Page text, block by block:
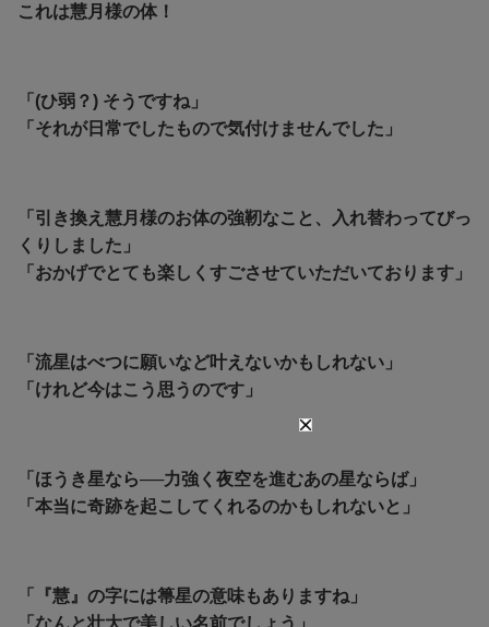
これは慧月様の体！
「(ひ弱？) そうですね」
「それが日常でしたもので気付けませんでした」
「引き換え慧月様のお体の強靭なこと、入れ替わってびっ
くりしました」
「おかげでとても楽しくすごさせていただいております」
「流星はべつに願いなど叶えないかもしれない」
「けれど今はこう思うのです」
「ほうき星なら──力強く夜空を進むあの星ならば」
「本当に奇跡を起こしてくれるのかもしれないと」
「『慧』の字には箒星の意味もありますね」
「なんと壮大で美しい名前でしょう」